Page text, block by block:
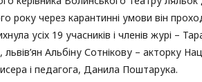
року через карантинні умови він
усіх 19 учасників і членів журі –
Альбіну Сотнікову – акторку
і педагога, Данила Поштарука.